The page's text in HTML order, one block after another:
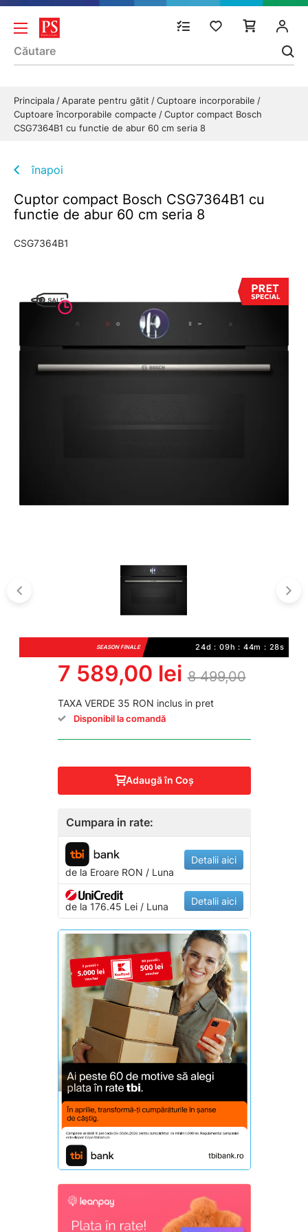
Principala Aparate pentru gătit
Cuptoare incorporabile
Cuptoare încorporabile compacte
Cuptor compact Bosch
CSG7364B1 cu functie de abur 60 cm seria 8
înapoi
Cuptor compact Bosch CSG7364B1 cu
functie de abur 60 cm seria 8
CSG7364B1
SEASON FINALE 24d : 09h : 44m : 28s
7 589,00 lei 8 499,00
TAXA VERDE 35 RON inclus in pret
Disponibil la comandă
Adaugă în Coş
Cumpara in rate:
de la EroareRON / Luna
Detalii aici
de la 176.45 Lei / Luna Detalii aici